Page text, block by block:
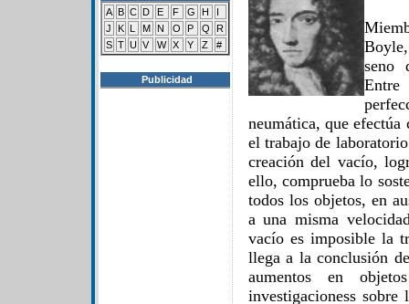
A B C D E F G H
I
J
K L M N O P Q
R
S T U V W X Y Z #
Publicidad
seno
neumática, que
el trabajo de
creación del vacío,
ello, comprueba lo
todos los objetos, en
a una misma
vacío es imposible la
llega a la conclusión
aumentos en
investigacioness